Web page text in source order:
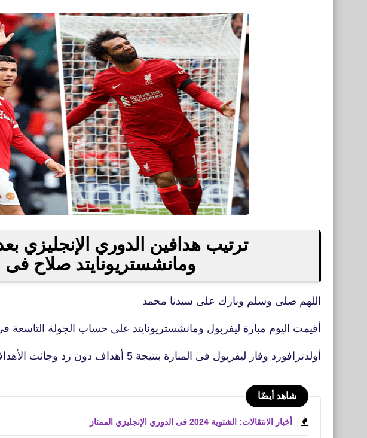
ترتيب هدافين الدوري الإنجليزي
ومانشستريونايتد صلاح فى
اللهم صلى وسلم وبارك على سيدنا محمد
أقيمت اليوم مبارة ليفربول ومانشستريونايتد على حساب الجولة التاسعة
أولدترافورد وفاز ليفربول فى المبارة بنتيجة 5 أهداف دون رد وجائت الأهداف
شاهد أيضًا
أخبار الانتقالات: الشتوية 2024 فى الدوري الإنجليزي الممتاز